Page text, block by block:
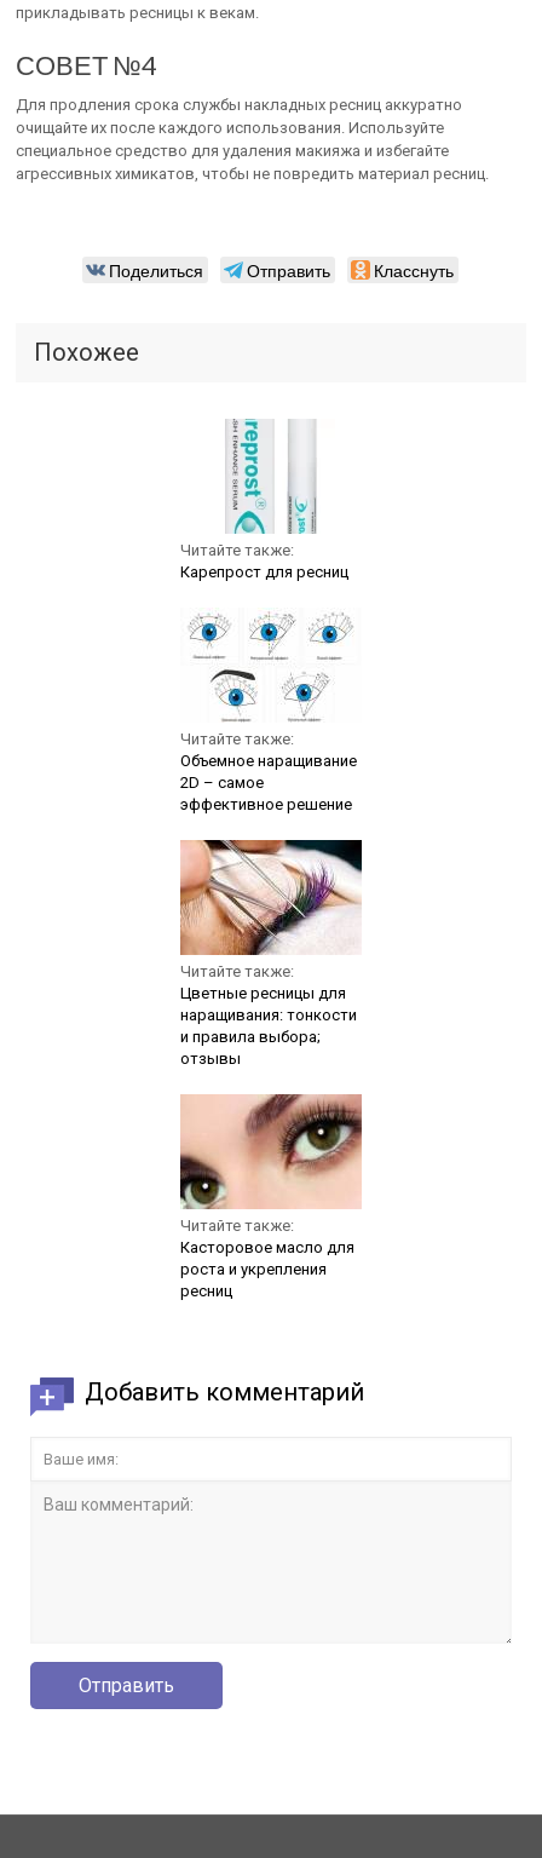
прикладывать ресницы к векам.
СОВЕТ №4
Для продления срока службы накладных ресниц аккуратно
очищайте их после каждого использования. Используйте
специальное средство для удаления макияжа и избегайте
агрессивных химикатов, чтобы не повредить материал ресниц.
Поделиться Отправить Класснуть
Похожее
Читайте также:
Карепрост для ресниц
Читайте также:
Объемное наращивание
2D – самое
эффективное решение
Читайте также:
Цветные ресницы для
наращивания: тонкости
и правила выбора;
отзывы
Читайте также:
Касторовое масло для
роста и укрепления
ресниц
Добавить комментарий